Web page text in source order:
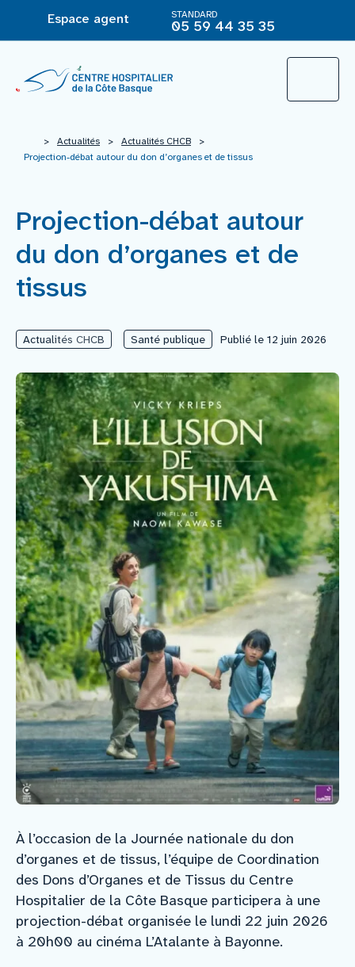
Espace agent STANDARD
05 59 44 35 35
L’Hôpital
Offre de soins
Agir pour ma santé
Vous êtes
Nous rejoindre
Vous former
Venir au CHCB
Espace agent
Faire un don
Contact
> Actualités > Actualités CHCB
>
Projection-débat autour du don d’organes et de tissus
Projection-débat autour
du don d’organes et de
tissus
Actualités CHCB Santé publique Publié le 12 juin 2026
À l’occasion de la Journée nationale du don
d’organes et de tissus, l’équipe de Coordination
des Dons d’Organes et de Tissus du Centre
Hospitalier de la Côte Basque participera à une
projection-débat organisée le lundi 22 juin 2026
à 20h00 au cinéma L’Atalante à Bayonne.